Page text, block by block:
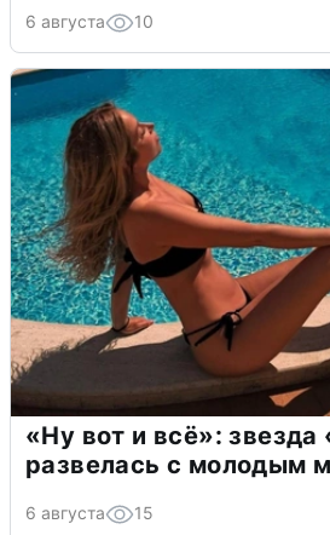
6 августа 10
«Ну вот и всё»:
развелась с молодым
6 августа 15